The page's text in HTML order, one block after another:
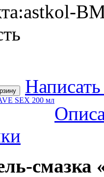
astkol-
SEX 200 мл
смазка